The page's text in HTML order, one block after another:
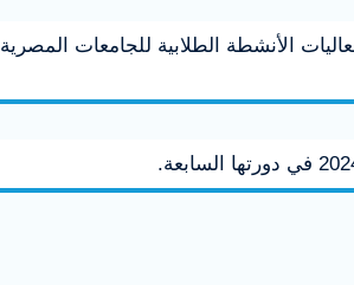
الأنشطة الطلابية للجامعات المصرية